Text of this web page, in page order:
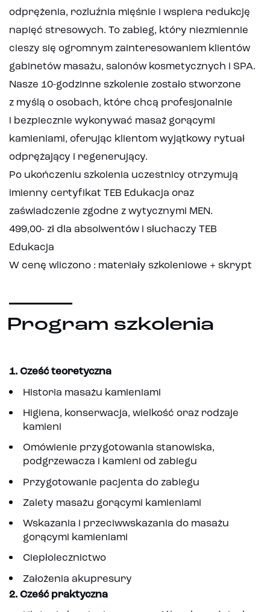
odprężenia, rozluźnia mięśnie i wspiera redukcję
napięć stresowych. To zabieg, który niezmiennie
cieszy się ogromnym zainteresowaniem klientów
gabinetów masażu, salonów kosmetycznych i SPA.
Nasze 10-godzinne szkolenie zostało stworzone
z myślą o osobach, które chcą profesjonalnie
i bezpiecznie wykonywać masaż gorącymi
kamieniami, oferując klientom wyjątkowy rytuał
odprężający i regenerujący.
Po ukończeniu szkolenia uczestnicy otrzymują
imienny certyfikat TEB Edukacja oraz
zaświadczenie zgodne z wytycznymi MEN.
499,00- zł dla absolwentów i słuchaczy TEB
Edukacja
W cenę wliczono : materiały szkoleniowe + skrypt
Program szkolenia
1. Cześć teoretyczna
Historia masażu kamieniami
Higiena, konserwacja, wielkość oraz rodzaje
kamieni
Omówienie przygotowania stanowiska,
podgrzewacza i kamieni od zabiegu
Przygotowanie pacjenta do zabiegu
Zalety masażu gorącymi kamieniami
Wskazania i przeciwwskazania do masażu
gorącymi kamieniami
Ciepłolecznictwo
Założenia akupresury
2. Cześć praktyczna